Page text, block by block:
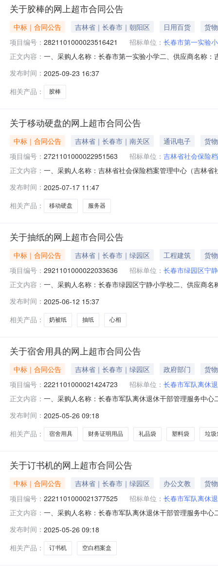
关于胶棒的网上超市合同公告
中标｜合同公告 吉林省｜长春市｜朝阳区 日用百货
货物
项目编号： 2821101000023516421 招标单位： 长春市第一实验
正文内容： 一、采购人名称：长春市第一实验小学二、供应商名称
30.0041202递乐红领巾1.2米红领巾1.2米递乐红领巾1.2
发布时间： 2025-09-23 16:37
相关产品：
胶棒
关于移动硬盘的网上超市合同公告
中标｜合同公告 吉林省｜长春市｜南关区 通讯电子
货物
项目编号： 2721101000022951563 招标单位： 吉林省社会保险
正文内容： 一、采购人名称：吉林省社会保险档案管理中心（吉林
价(元)1希捷ST16000NM000J移动硬盘希捷（SEAGATE
发布时间： 2025-07-17 11:47
相关产品：
移动硬盘 服务器
关于抽纸的网上超市合同公告
中标｜合同公告 吉林省｜长春市｜绿园区 工程建筑
货物
项目编号： 2921101000022033636 招标单位： 长春市绿园区宁
正文内容： 一、采购人名称：长春市绿园区宁静小学校二、供应商
100抽*4包乳霜柔软纸巾宝宝母婴可用心相印/
发布时间： 2025-06-12 15:37
相关产品：
奶被纸 抽纸 心相
关于宿舍用具的网上超市合同公告
中标｜合同公告 吉林省｜长春市｜绿园区 政府部门
货物
项目编号： 2221101000021424723 招标单位： 长春市军队离休
正文内容： 一、采购人名称：长春市军队离休退休干部管理服务中
翰阳HY-952218件1.0027272太阳花YG-120B暖风机/取
发布时间： 2025-05-26 09:18
相关产品：
宿舍用具 财务证明用品 礼品袋 塑料袋 垃圾
关于订书机的网上超市合同公告
中标｜合同公告 吉林省｜长春市｜绿园区 办公文教
货物
项目编号： 2221101000021377525 招标单位： 长春市军队离休
正文内容： 一、采购人名称：长春市军队离休退休干部管理服务中
具起钉器盒装ABS91635晨光/M&GABS91639个
发布时间： 2025-05-26 09:18
相关产品：
订书机 空白档案盒